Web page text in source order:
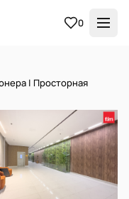
0
| Просторная